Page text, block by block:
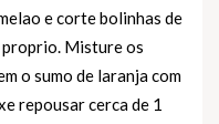
e corte bolinhas de
Misture os
o sumo de laranja com
repousar cerca de 1